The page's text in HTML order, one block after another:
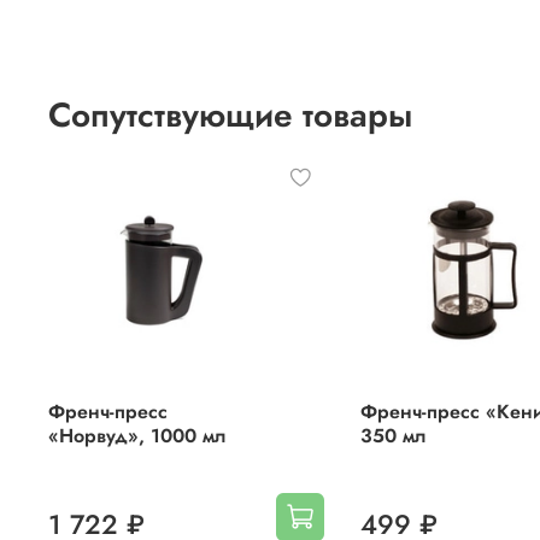
Сопутствующие товары
Френч-пресс
«Норвуд», 1000 мл
1 722 ₽
Френч-пресс
350 мл
499 ₽